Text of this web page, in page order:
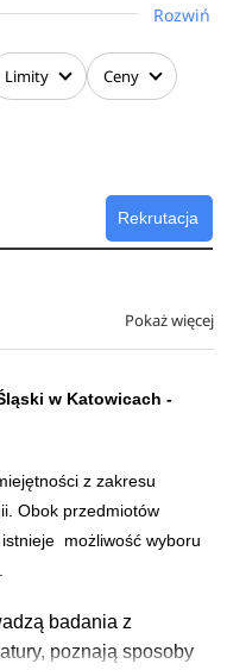
z elementami
falową i
obiekcie: Śląskim
w ponad
fizycznych, trzy
będą w nowocześnie
(optyki
dla słabowidzących,
Biofizyka trwają 6
Rozwiń
Limity Ceny
Rekrutacja
Pokaż więcej
w Katowicach-
z zakresu
Obok przedmiotów
możliwość wyboru
badania z
poznają sposoby